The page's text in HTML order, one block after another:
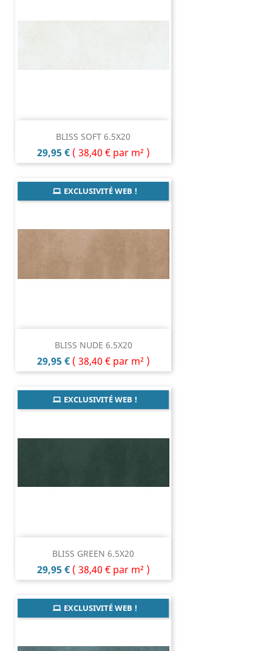
BLISS SOFT 6.5X20
Prix
29,95 € ( 38,40 € par m² )
BLISS NUDE 6.5X20
Prix
29,95 € ( 38,40 € par m² )
EXCLUSIVITÉ WEB !
BLISS GREEN 6.5X20
Prix
29,95 € ( 38,40 € par m² )
EXCLUSIVITÉ WEB !
EXCLUSIVITÉ WEB !